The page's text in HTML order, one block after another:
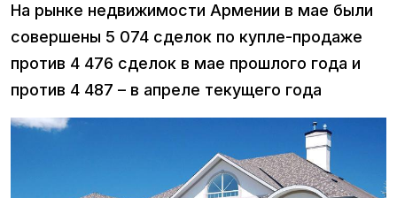
На рынке недвижимости Армении в мае были
совершены 5 074 сделок по купле-продаже
против 4 476 сделок в мае прошлого года и
против 4 487 – в апреле текущего года